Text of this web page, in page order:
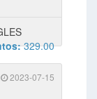
329.00
2023-07-15